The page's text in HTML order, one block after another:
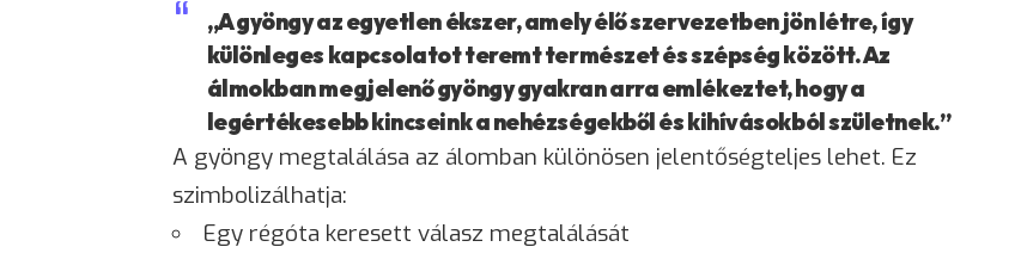
„A gyöngy az egyetlen ékszer, amely élő szervezetben jön létre, így
különleges kapcsolatot teremt természet és szépség között. Az
álmokban megjelenő gyöngy gyakran arra emlékeztet, hogy a
legértékesebb kincseink a nehézségekből és kihívásokból születnek.”
A gyöngy megtalálása az álomban különösen jelentőségteljes lehet. Ez
szimbolizálhatja:
Egy régóta keresett válasz megtalálását